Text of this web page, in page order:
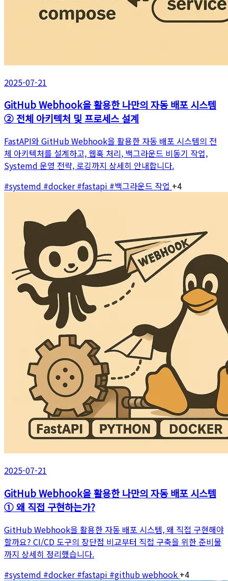
2025-07-21
GitHub Webhook을 활용한 나만의 자동 배포 시스템
② 전체 아키텍처 및 프로세스 설계
FastAPI와 GitHub Webhook을 활용한 자동 배포 시스템의 전
체 아키텍처를 설계하고, 웹훅 처리, 백그라운드 비동기 작업,
Systemd 운영 전략, 로깅까지 상세히 안내합니다.
#systemd #docker#fastapi #백그라운드 작업 +4
2025-07-21
GitHub Webhook을 활용한 나만의 자동 배포 시스템
① 왜 직접 구현하는가?
GitHub Webhook을 활용한 자동 배포 시스템, 왜 직접 구현해야
할까요? CI/CD 도구의 장단점 비교부터 직접 구축을 위한 준비물
까지 상세히 정리했습니다.
#systemd #docker#fastapi #github webhook +4